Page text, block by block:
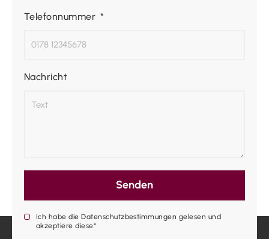
Telefonnummer
Nachricht
Ich habe die Datenschutzbestimmungen gelesen und
akzeptiere diese*
Senden